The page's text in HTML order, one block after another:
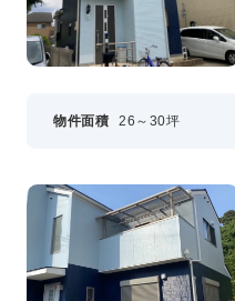
物件面積 26～30坪